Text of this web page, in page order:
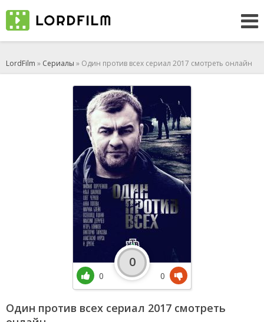
LordFilm » Сериалы » Один против всех сериал 2017 смотреть онлайн
Один против всех сериал 2017 смотреть
0
0
0